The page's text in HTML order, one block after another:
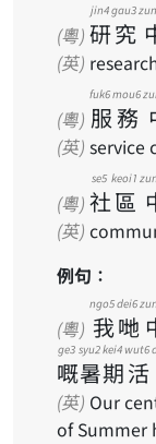
(粵) 研
jin4
究
gau3
(英)
(粵) 服
fuk6
務
mou6
(英) service
(粵) 社
se5
區
keoi1
(英)
例句：
(粵) 我
ngo5
哋
dei6
嘅
ge3
暑
syu2
期
kei4
活
wut6
(英) Our
of Summer